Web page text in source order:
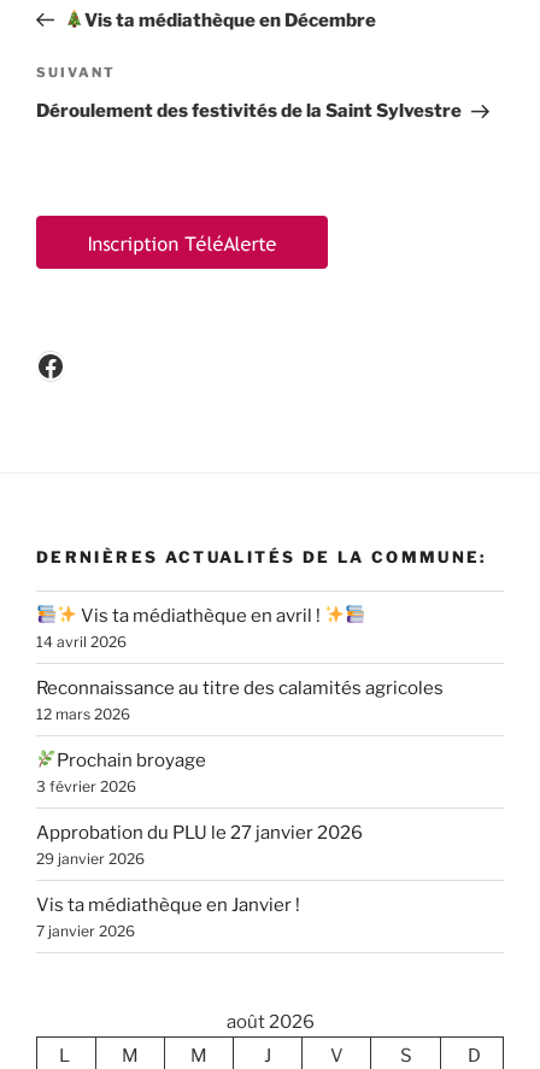
l’article
précédentVis ta médiathèque en Décembre
Article
suivant
SUIVANT
Déroulement des festivités de la Saint Sylvestre
Facebook
DERNIÈRES ACTUALITÉS DE LA COMMUNE:
Vis ta médiathèque en avril !
14 avril 2026
Reconnaissance au titre des calamités agricoles
12 mars 2026
Prochain broyage
3 février 2026
Approbation du PLU le 27 janvier 2026
29 janvier 2026
Vis ta médiathèque en Janvier !
7 janvier 2026
août 2026
L
M M J V S
D